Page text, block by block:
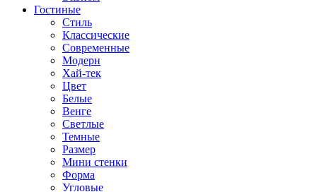
Гостиные
Стиль
Классические
Современные
Модерн
Хай-тек
Цвет
Белые
Венге
Светлые
Темные
Размер
Мини стенки
Форма
Угловые